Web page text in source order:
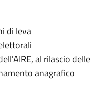
di leva
al rilascio delle
anagrafico